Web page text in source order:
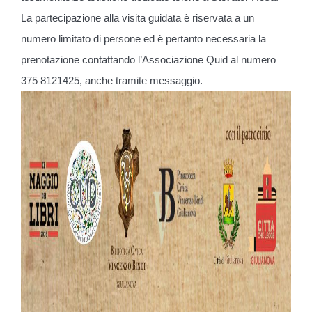
La partecipazione alla visita guidata è riservata a un
numero limitato di persone ed è pertanto necessaria la
prenotazione contattando l’Associazione Quid al numero
375 8121425, anche tramite messaggio.